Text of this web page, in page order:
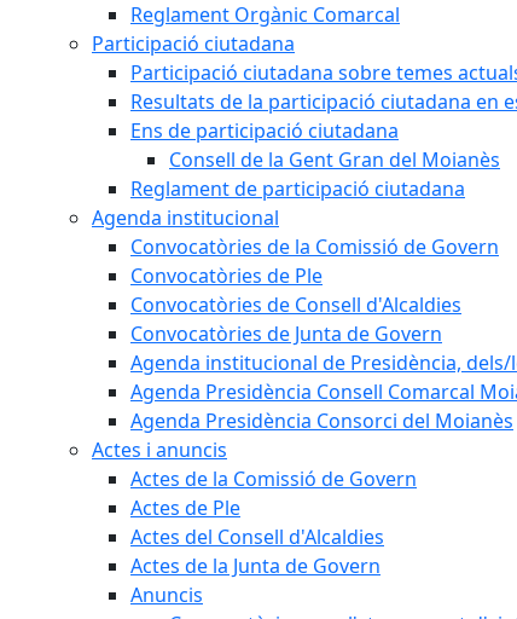
Reglament Orgànic Comarcal
Participació ciutadana
Participació ciutadana sobre temes
Resultats de la participació ciutadana en
Ens de participació ciutadana
Consell de la Gent Gran del Moianès
Reglament de participació ciutadana
Agenda institucional
Convocatòries de la Comissió de Govern
Convocatòries de Ple
Convocatòries de Consell d'Alcaldies
Convocatòries de Junta de Govern
Agenda institucional de Presidència,
Agenda Presidència Consell Comarcal
Agenda Presidència Consorci del Moianès
Actes i anuncis
Actes de la Comissió de Govern
Actes de Ple
Actes del Consell d'Alcaldies
Actes de la Junta de Govern
Anuncis